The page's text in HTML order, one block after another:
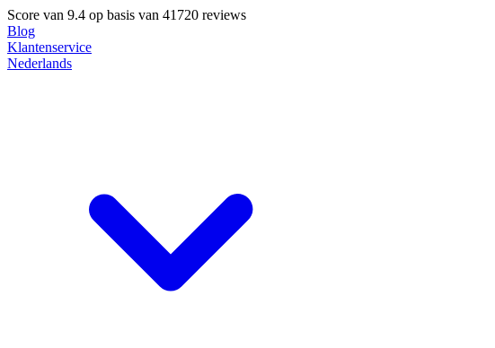
Score van 9.4 op basis van 41720 reviews
Blog
Klantenservice
Nederlands